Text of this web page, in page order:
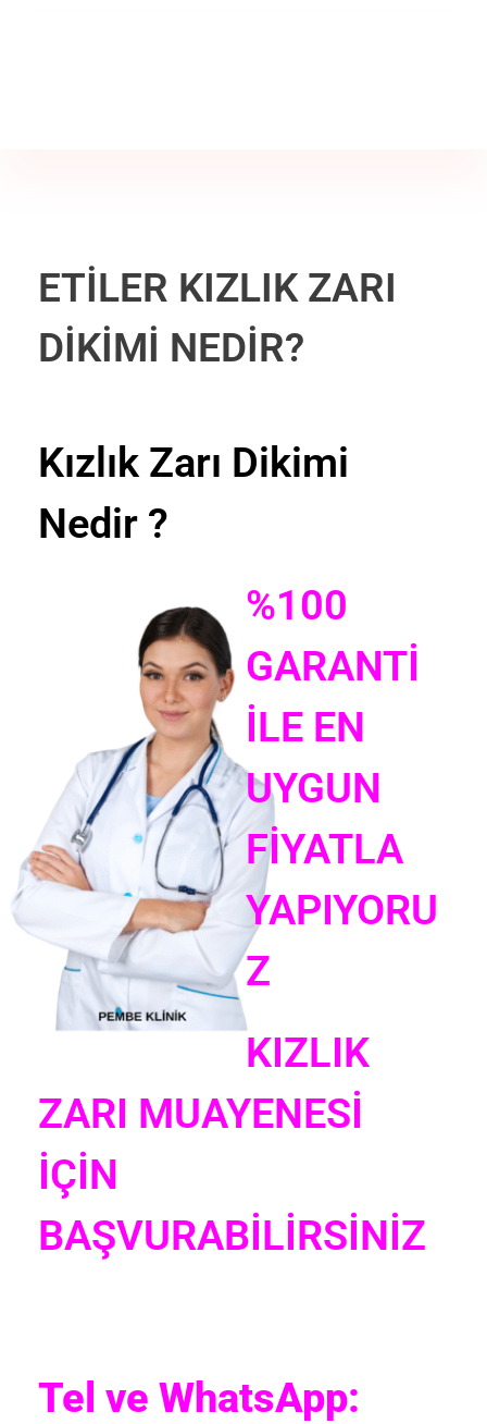
ETİLER KIZLIK ZARI
DİKİMİ NEDİR?
Kızlık Zarı Dikimi
Nedir ?
%100
GARANTİ
İLE EN
UYGUN
FİYATLA
YAPIYORU
Z
KIZLIK
ZARI MUAYENESİ
İÇİN
BAŞVURABİLİRSİNİZ
Tel ve WhatsApp: